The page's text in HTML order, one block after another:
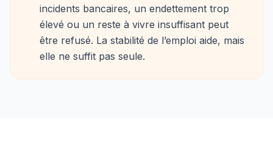
incidents bancaires, un endettement trop
élevé ou un reste à vivre insuffisant peut
être refusé. La stabilité de l’emploi aide, mais
elle ne suffit pas seule.